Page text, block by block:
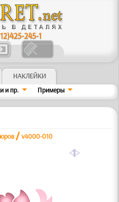
245-1
НАКЛЕЙКИ
и пр. Примеры
/v4000-010
a